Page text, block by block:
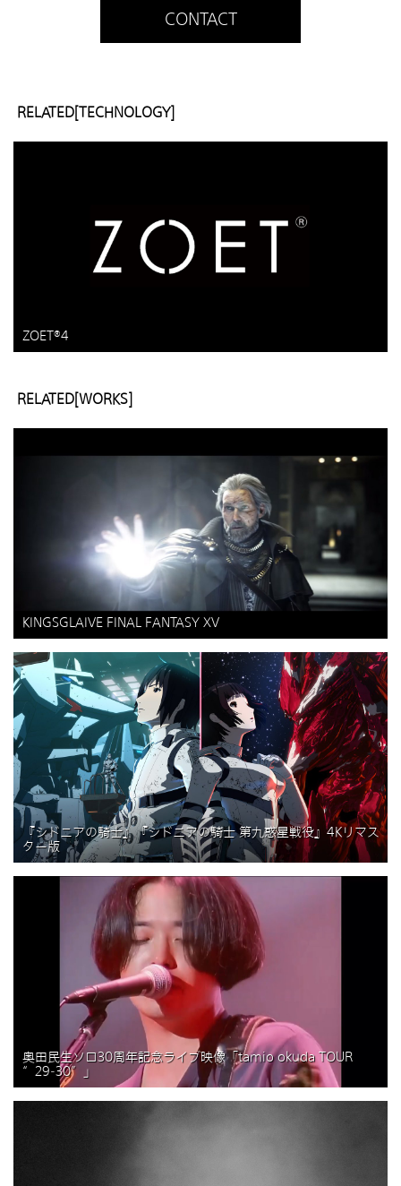
CONTACT
RELATED[TECHNOLOGY]
ZOET®4
RELATED[WORKS]
KINGSGLAIVE FINAL FANTASY XV
『シドニアの騎士』『シドニアの騎士 第九惑星戦役』4Kリマス
ター版
奥田民生ソロ30周年記念ライブ映像「tamio okuda TOUR
“29-30”」